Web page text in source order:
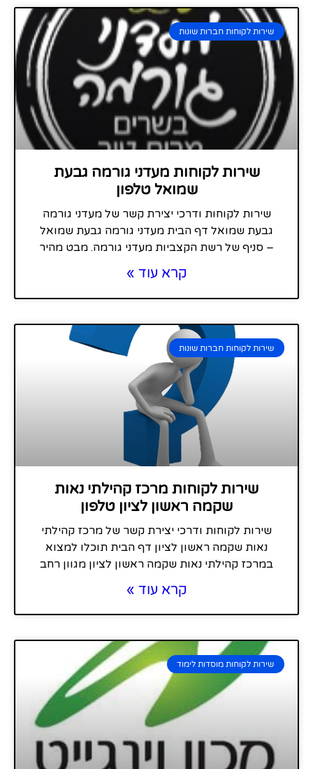
שירות לקוחות חברות שונות
שירות לקוחות מעדני גורמה גבעת
שמואל טלפון
שירות לקוחות ודרכי יצירת קשר של מעדני גורמה
גבעת שמואל דף הבית מעדני גורמה גבעת שמואל
– סניף של רשת הקצביות מעדני גורמה. מבט מהיר
קרא עוד »
שירות לקוחות חברות שונות
שירות לקוחות מרכז קהילתי נאות
שקמה ראשון לציון טלפון
שירות לקוחות ודרכי יצירת קשר של מרכז קהילתי
נאות שקמה ראשון לציון דף הבית תוכלו למצוא
במרכז קהילתי נאות שקמה ראשון לציון מגוון רחב
קרא עוד »
שירות לקוחות מוסדות לימוד